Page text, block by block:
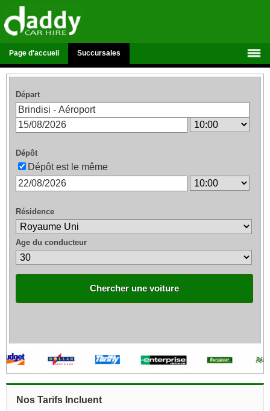
Page d'accueil Succursales
Départ
Dépôt
Dépôt est le même
Résidence
Age du conducteur
Chercher une voiture
Nos Tarifs Incluent